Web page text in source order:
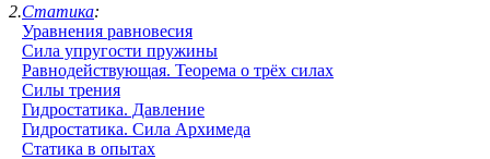
2.Статика:
Уравнения равновесия
Сила упругости пружины
Равнодействующая. Теорема о трёх силах
Силы трения
Гидростатика. Давление
Гидростатика. Сила Архимеда
Статика в опытах